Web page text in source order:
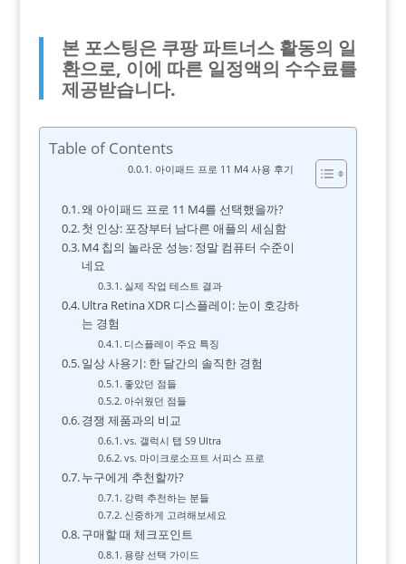
본 포스팅은 쿠팡 파트너스 활동의 일
환으로, 이에 따른 일정액의 수수료를
제공받습니다.
Table of Contents
아이패드 프로 11 M4 사용 후기
왜 아이패드 프로 11 M4를 선택했을까?
첫 인상: 포장부터 남다른 애플의 세심함
M4 칩의 놀라운 성능: 정말 컴퓨터 수준이
네요
실제 작업 테스트 결과
Ultra Retina XDR 디스플레이: 눈이 호강하
는 경험
디스플레이 주요 특징
일상 사용기: 한 달간의 솔직한 경험
좋았던 점들
아쉬웠던 점들
경쟁 제품과의 비교
vs. 갤럭시 탭 S9 Ultra
vs. 마이크로소프트 서피스 프로
누구에게 추천할까?
강력 추천하는 분들
신중하게 고려해보세요
구매할 때 체크포인트
용량 선택 가이드